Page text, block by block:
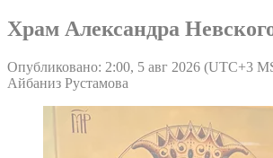
Храм Александра
Опубликовано: 2:00, 5 авг 2026 (UTC+3
Айбаниз Рустамова